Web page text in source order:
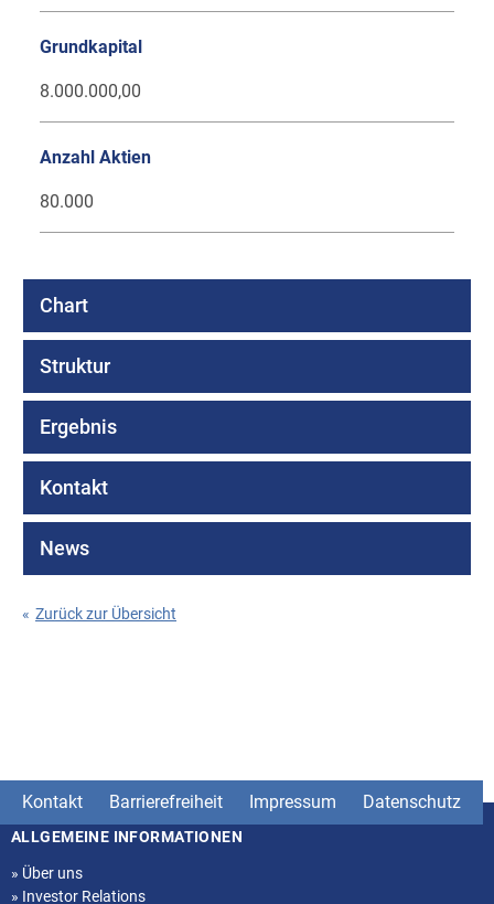
Grundkapital
8.000.000,00
Anzahl Aktien
80.000
Chart
Struktur
Ergebnis
Kontakt
News
« Zurück zur Übersicht
Kontakt Barrierefreiheit Impressum Datenschutz
Seitenstruktur
ALLGEMEINE INFORMATIONEN
» Über uns
» Investor Relations